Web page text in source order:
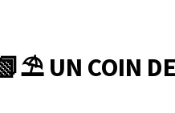
UN COIN DE